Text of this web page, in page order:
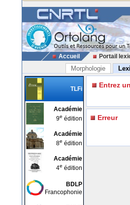
Accueil Portail
Morphologie
TLFi
Académie
9e édition
Académie
8e édition
Académie
4e édition
BDLP
Francophonie
Entrez
Erreur